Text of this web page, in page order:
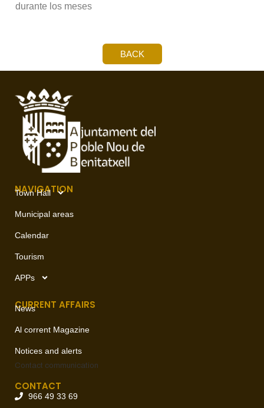
durante los meses
BACK
NAVIGATION
Town Hall
Municipal areas
Calendar
Tourism
APPs
CURRENT AFFAIRS
News
Al corrent Magazine
Notices and alerts
Contact communication
CONTACT
966 49 33 69